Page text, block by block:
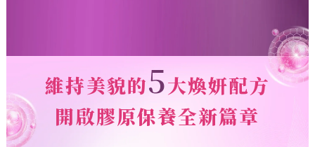
維持美貌的5大煥妍配方
開啟膠原保養全新篇章